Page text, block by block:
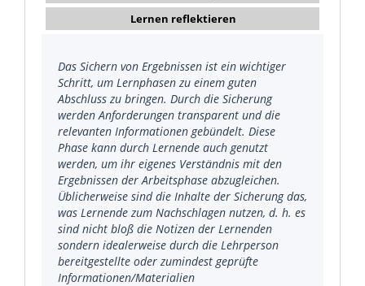
Lernen reflektieren
Das Sichern von Ergebnissen ist ein wichtiger
Schritt, um Lernphasen zu einem guten
Abschluss zu bringen. Durch die Sicherung
werden Anforderungen transparent und die
relevanten Informationen gebündelt. Diese
Phase kann durch Lernende auch genutzt
werden, um ihr eigenes Verständnis mit den
Ergebnissen der Arbeitsphase abzugleichen.
Üblicherweise sind die Inhalte der Sicherung das,
was Lernende zum Nachschlagen nutzen, d. h. es
sind nicht bloß die Notizen der Lernenden
sondern idealerweise durch die Lehrperson
bereitgestellte oder zumindest geprüfte
Informationen/Materialien